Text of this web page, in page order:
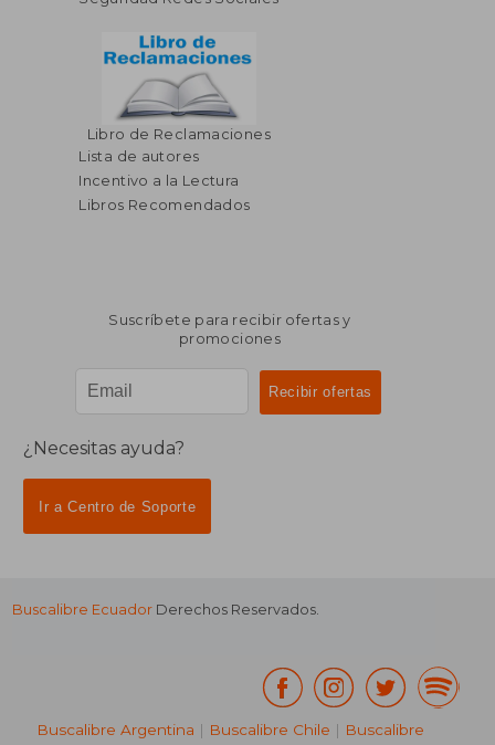
Libro de Reclamaciones
Lista de autores
Incentivo a la Lectura
Libros Recomendados
Suscríbete para recibir ofertas y
promociones
¿Necesitas ayuda?
Ir a Centro de Soporte
Buscalibre Ecuador Derechos Reservados.
Buscalibre Argentina | Buscalibre Chile | Buscalibre